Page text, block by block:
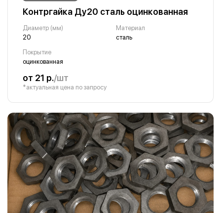
Контргайка Ду20 сталь оцинкованная
Диаметр (мм)
20
Материал
сталь
Покрытие
оцинкованная
от 21 р./шт
*актуальная цена по запросу